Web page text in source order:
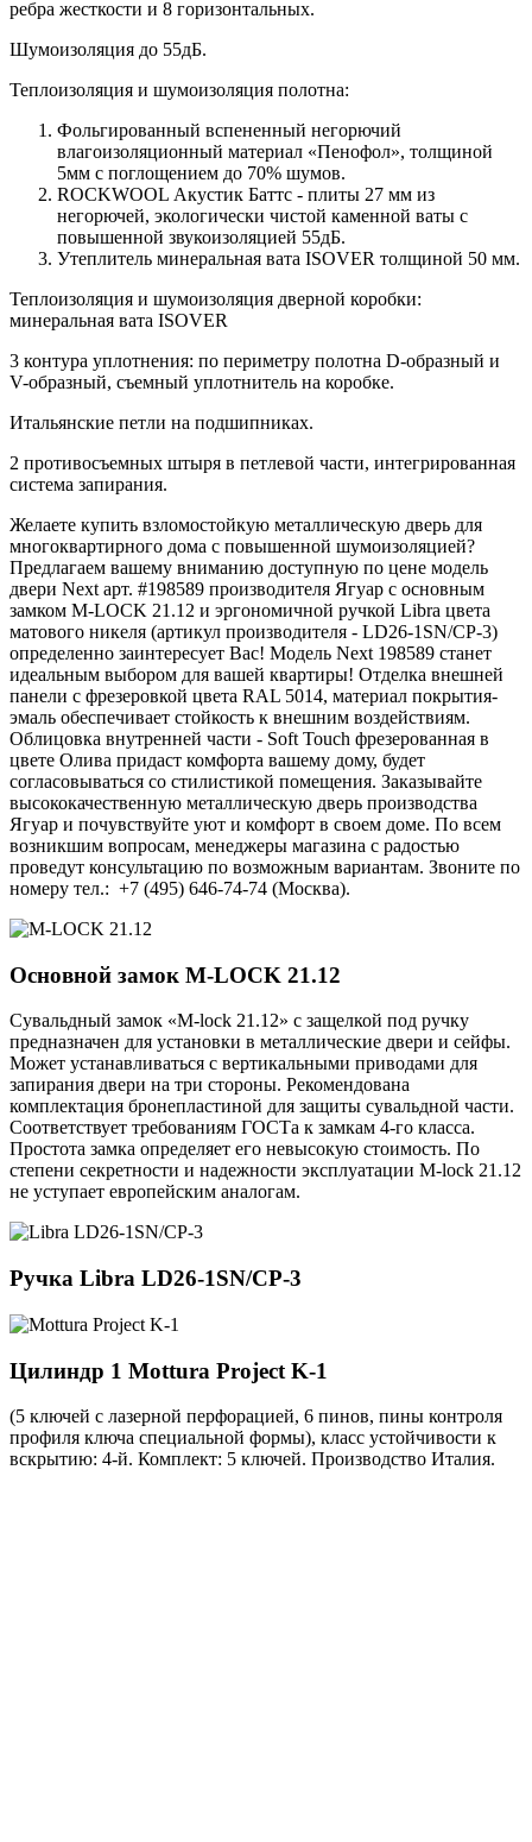
ребра жесткости и 8 горизонтальных.
Шумоизоляция до 55дБ.
Теплоизоляция и шумоизоляция полотна:
Фольгированный вспененный негорючий
влагоизоляционный материал «Пенофол», толщиной
5мм с поглощением до 70% шумов.
ROCKWOOL Акустик Баттс - плиты 27 мм из
негорючей, экологически чистой каменной ваты с
повышенной звукоизоляцией 55дБ.
Утеплитель минеральная вата ISOVER толщиной 50 мм.
Теплоизоляция и шумоизоляция дверной коробки:
минеральная вата ISOVER
3 контура уплотнения: по периметру полотна D-образный и
V-образный, съемный уплотнитель на коробке.
Итальянские петли на подшипниках.
2 противосъемных штыря в петлевой части, интегрированная
система запирания.
Желаете купить взломостойкую металлическую дверь для
многоквартирного дома с повышенной шумоизоляцией?
Предлагаем вашему вниманию доступную по цене модель
двери Next арт. #198589 производителя Ягуар с основным
замком M-LOCK 21.12 и эргономичной ручкой Libra цвета
матового никеля (артикул производителя - LD26-1SN/CP-3)
определенно заинтересует Вас! Модель Next 198589 станет
идеальным выбором для вашей квартиры! Отделка внешней
панели с фрезеровкой цвета RAL 5014, материал покрытия-
эмаль обеспечивает стойкость к внешним воздействиям.
Облицовка внутренней части - Soft Touch фрезерованная в
цвете Олива придаст комфорта вашему дому, будет
согласовываться со стилистикой помещения. Заказывайте
высококачественную металлическую дверь производства
Ягуар и почувствуйте уют и комфорт в своем доме. По всем
возникшим вопросам, менеджеры магазина с радостью
проведут консультацию по возможным вариантам. Звоните по
номеру тел.: +7 (495) 646-74-74 (Москва).
Основной замок M-LOCK 21.12
Сувальдный замок «M-lock 21.12» с защелкой под ручку
предназначен для установки в металлические двери и сейфы.
Может устанавливаться с вертикальными приводами для
запирания двери на три стороны. Рекомендована
комплектация бронепластиной для защиты сувальдной части.
Соответствует требованиям ГОСТа к замкам 4-го класса.
Простота замка определяет его невысокую стоимость. По
степени секретности и надежности эксплуатации M-lock 21.12
не уступает европейским аналогам.
Ручка Libra LD26-1SN/CP-3
Цилиндр 1 Mottura Project K-1
(5 ключей с лазерной перфорацией, 6 пинов, пины контроля
профиля ключа специальной формы), класс устойчивости к
вскрытию: 4-й. Комплект: 5 ключей. Производство Италия.